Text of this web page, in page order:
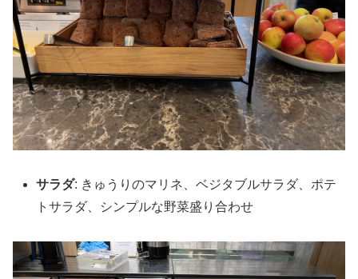
サラダ: きゅうりのマリネ、ベジタブルサラダ、ポテ
トサラダ、シンプルな野菜盛り合わせ